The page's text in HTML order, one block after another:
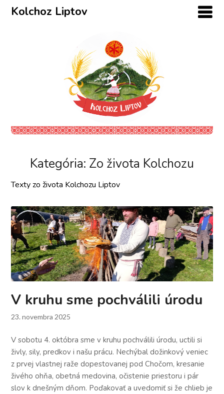
Kolchoz Liptov
Kategória: Zo života Kolchozu
Texty zo života Kolchozu Liptov
V kruhu sme pochválili úrodu
23. novembra 2025
V sobotu 4. októbra sme v kruhu pochválili úrodu, uctili si
živly, sily, predkov i našu prácu. Nechýbal dožinkový veniec
z prvej vlastnej raže dopestovanej pod Chočom, kresanie
živého ohňa, obetná medovina, očistenie priestoru i pár
slov k dnešným dňom. Poďakovať a uvedomiť si že chlieb je